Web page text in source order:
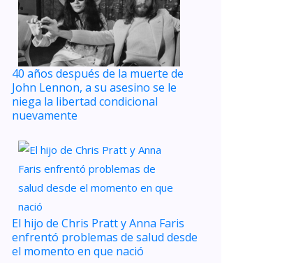
40 años después de la muerte de
John Lennon, a su asesino se le
niega la libertad condicional
nuevamente
El hijo de Chris Pratt y Anna Faris
enfrentó problemas de salud desde
el momento en que nació